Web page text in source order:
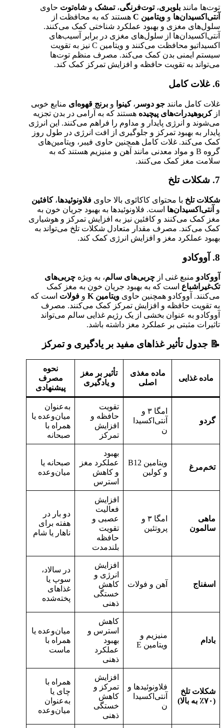
توت‌ها مانند بلوبری،توت‌فرنگی،تمشک و شاه‌توت حاوی
آنتی‌اکسیدان‌ها و ویتامین C
هستند که به محافظت از
سلول‌های مغزی و بهبود عملکرد شناختی کمک می‌کنند.
آنتی‌اکسیدان‌ها از سلول‌های مغزی در برابر آسیب‌های
اکسیداتیو محافظت می‌کنند و ویتامین C نیز به تقویت
سیستم ایمنی بدن کمک می‌کند. مصرف منظم توت‌ها
می‌تواند به تقویت حافظه و افزایش تمرکز کمک کند.
6. غلات کامل
غلات کامل مانند جو دوسر ،کینوا و برنج قهوه‌ای منابع خوبی
ازکربوهیدرات‌های پیچیده هستند که به آرامی در بدن تجزیه
می‌شوند و انرژی پایدار و مداوم را فراهم می‌کنند. این انرژی
پایدار به بهبود تمرکز و جلوگیری از افت انرژی در طول روز
کمک می‌کند. غلات کامل همچنین حاوی فیبر، ویتامین‌های
گروه B و مواد معدنی مانند آهن و منیزیم هستند که به
سلامت مغز کمک می‌کنند.
7. شکلات تلخ
شکلات تلخ با محتوای کاکائوی بالا حاوی فلاونوئیدها،کافئین
و آنتی‌اکسیدان‌ها است. فلاونوئیدها به بهبود جریان خون به
مغز کمک می‌کنند و کافئین نیز به افزایش تمرکز و هوشیاری
کمک می‌کند. مصرف مقدار متعادل شکلات تلخ می‌تواند به
بهبود عملکرد مغز و افزایش انرژی کمک کند.
8. آووکادو
آووکادو منبع غنی از چربی‌های سالم، به ویژه چربی‌های
تک‌غیراشباع است که به بهبود جریان خون به مغز کمک
می‌کنند. آووکادو همچنین حاوی ویتامین K و فولات است که
به تقویت حافظه و افزایش تمرکز کمک می‌کنند. مصرف
آووکادو به عنوان بخشی از یک رژیم غذایی سالم می‌تواند
تاثیرات مثبتی بر عملکرد مغز داشته باشد.
📝 جدول تأثیر غذاهای مفید بر یادگیری و تمرکز
ماده غذایی
ماده مغذی
اصلی
تأثیر بر مغز
و یادگیری
نحوه
مصرف
پیشنهادی
گردو
امگا ۳ و
آنتی‌اکسیدا
ن
تقویت
حافظه و
افزایش
تمرکز
به‌عنوان
میان‌وعده یا
همراه با
صبحانه
تخم‌مرغ
ویتامین B12
و کولین
بهبود
عملکرد مغز
و کاهش
استرس
صبحانه یا
میان‌وعده
ماهی
سالمون
امگا ۳ و
پروتئین
افزایش
فعالیت
عصبی و
تقویت
حافظه
بلندمدت
دو بار در
هفته برای
ناهار یا شام
اسفناج آهن و فولات
افزایش
انرژی و
کاهش
خستگی
ذهنی
در سالاد،
سوپ یا
غذاهای
پخته‌شده
بادام
منیزیم و
ویتامین E
کاهش
استرس و
بهبود
عملکرد
ذهنی
میان‌وعده یا
همراه با
ماست
شکلات تلخ
(۷۰٪ به بالا)
فلاونوئیدها و
آنتی‌اکسیدا
ن
افزایش
تمرکز و
کاهش
خستگی
ذهنی
همراه با
چای یا
به‌عنوان
میان‌وعده